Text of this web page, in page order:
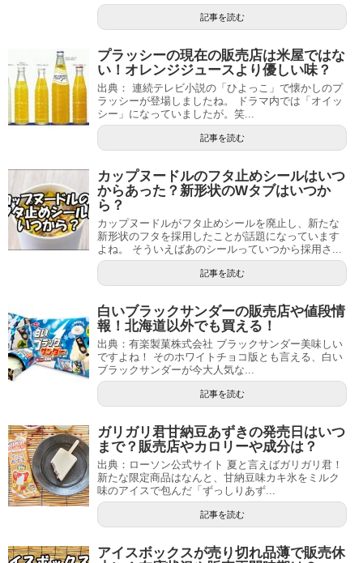
記事を読む
プラッシーの現在の販売店は米屋ではな
い！オレンジジュースより優しい味？
出典： 連続テレビ小説の「ひよっこ」で懐かしのプ
ラッシーが登場しましたね。 ドラマ内では「オイッ
シー」になっていましたが。笑...
記事を読む
カップヌードルのフタ止めシールはいつ
からあった？新形状のWタブはいつか
ら？
カップヌードルがフタ止めシールを廃止し、新たな
新形状のフタを採用したことが話題になっています
よね。 そういえばあのシールっていつから採用さ...
記事を読む
白いブラックサンダーの販売店や値段情
報！北海道以外でも買える！
出典：有楽製菓株式会社 ブラックサンダー美味しい
ですよね！ そのホワイトチョコ版とも言える、白い
ブラックサンダーが今大人気な...
記事を読む
ガリガリ君甘納豆あずきの発売日はいつ
まで？販売店やカロリーや成分は？
出典：ローソン公式サイト 夏と言えばガリガリ君！
新たな限定商品はなんと、甘納豆味カキ氷をミルク
味のアイスで包んだ「ずっしりあず...
記事を読む
アイスボックスが売り切れ品薄で販売休